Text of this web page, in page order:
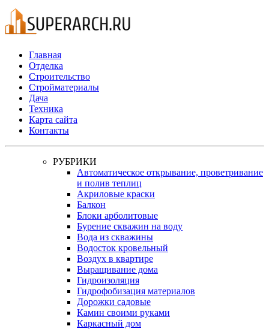
Главная
Отделка
Строительство
Стройматериалы
Дача
Техника
Карта сайта
Контакты
РУБРИКИ
Автоматическое открывание, проветривание
и полив теплиц
Акриловые краски
Балкон
Блоки арболитовые
Бурение скважин на воду
Вода из скважины
Водосток кровельный
Воздух в квартире
Выращивание дома
Гидроизоляция
Гидрофобизация материалов
Дорожки садовые
Камин своими руками
Каркасный дом